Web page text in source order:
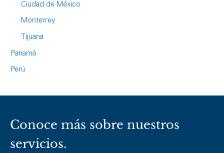
Ciudad de México
Monterrey
Tijuana
Panamá
Perú
Conoce más sobre nuestros
servicios.